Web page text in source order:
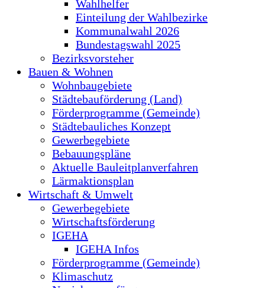
Wahlhelfer
Einteilung der Wahlbezirke
Kommunalwahl 2026
Bundestagswahl 2025
Bezirksvorsteher
Bauen & Wohnen
Wohnbaugebiete
Städtebauförderung (Land)
Förderprogramme (Gemeinde)
Städtebauliches Konzept
Gewerbegebiete
Bebauungspläne
Aktuelle Bauleitplanverfahren
Lärmaktionsplan
Wirtschaft & Umwelt
Gewerbegebiete
Wirtschaftsförderung
IGEHA
IGEHA Infos
Förderprogramme (Gemeinde)
Klimaschutz